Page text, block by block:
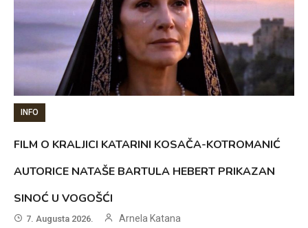
INFO
FILM O KRALJICI KATARINI KOSAČA-KOTROMANIĆ
AUTORICE NATAŠE BARTULA HEBERT PRIKAZAN
SINOĆ U VOGOŠĆI
7. Augusta 2026. Arnela Katana